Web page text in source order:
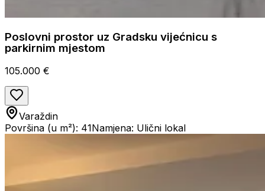
Poslovni prostor uz Gradsku vijećnicu s
parkirnim mjestom
105.000 €
Varaždin
Površina (u m²): 41Namjena: Ulični lokal